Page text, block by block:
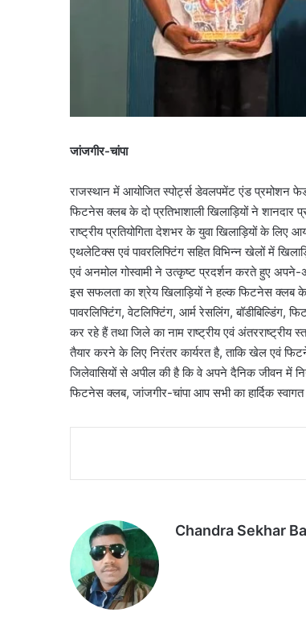
जांजगीर-चांपा
राजस्थान में आयोजित स्पोर्ट्स डेवलपमेंट एंड प्रमोशन
फिटनेस क्लब के दो प्रतिभाशाली खिलाड़ियों ने शानदार
राष्ट्रीय प्रतियोगिता देशभर के युवा खिलाड़ियों के
एथलेटिक्स एवं पावरलिफ्टिंग सहित विभिन्न खेलों में
एवं अनमोल गोस्वामी ने उत्कृष्ट प्रदर्शन करते हुए अपने-
इस सफलता का श्रेय खिलाड़ियों ने हल्क फिटनेस क्लब के
पावरलिफ्टिंग, वेटलिफ्टिंग, आर्म रेसलिंग, बॉडीबिल्डिंग,
कर रहे हैं तथा जिले का नाम राष्ट्रीय एवं अंतरराष्ट्रीय
तैयार करने के लिए निरंतर कार्यरत है, ताकि खेल एवं
जिलेवासियों से अपील की है कि वे अपने दैनिक जीवन में
फिटनेस क्लब, जांजगीर-चांपा आप सभी का हार्दिक
Chandra Sekhar